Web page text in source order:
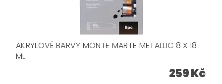
AKRYLOVÉ BARVY MONTE MARTE METALLIC 8 X 18
ML
259 Kč